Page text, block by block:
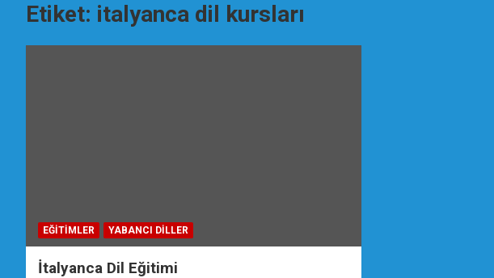
Etiket: italyanca dil kursları
EĞİTİMLER YABANCI DILLER
İtalyanca Dil Eğitimi